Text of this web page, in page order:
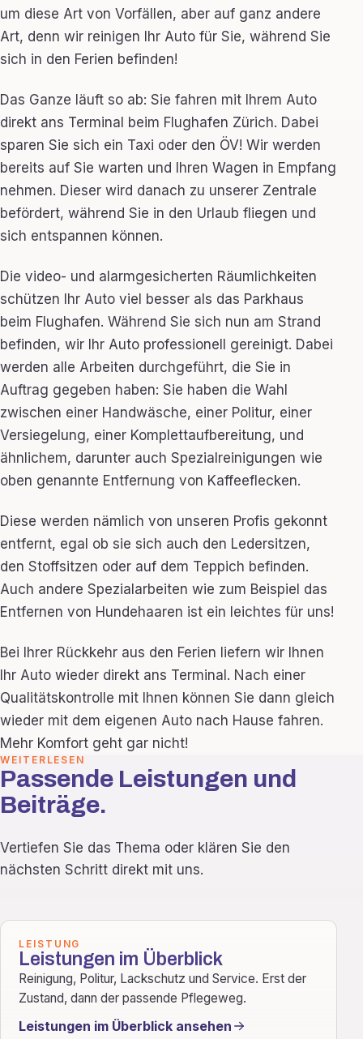
um diese Art von Vorfällen, aber auf ganz andere
Art, denn wir reinigen Ihr Auto für Sie, während Sie
sich in den Ferien befinden!
Das Ganze läuft so ab: Sie fahren mit Ihrem Auto
direkt ans Terminal beim Flughafen Zürich. Dabei
sparen Sie sich ein Taxi oder den ÖV! Wir werden
bereits auf Sie warten und Ihren Wagen in Empfang
nehmen. Dieser wird danach zu unserer Zentrale
befördert, während Sie in den Urlaub fliegen und
sich entspannen können.
Die video- und alarmgesicherten Räumlichkeiten
schützen Ihr Auto viel besser als das Parkhaus
beim Flughafen. Während Sie sich nun am Strand
befinden, wir Ihr Auto professionell gereinigt. Dabei
werden alle Arbeiten durchgeführt, die Sie in
Auftrag gegeben haben: Sie haben die Wahl
zwischen einer Handwäsche, einer Politur, einer
Versiegelung, einer Komplettaufbereitung, und
ähnlichem, darunter auch Spezialreinigungen wie
oben genannte Entfernung von Kaffeeflecken.
Diese werden nämlich von unseren Profis gekonnt
entfernt, egal ob sie sich auch den Ledersitzen,
den Stoffsitzen oder auf dem Teppich befinden.
Auch andere Spezialarbeiten wie zum Beispiel das
Entfernen von Hundehaaren ist ein leichtes für uns!
Bei Ihrer Rückkehr aus den Ferien liefern wir Ihnen
Ihr Auto wieder direkt ans Terminal. Nach einer
Qualitätskontrolle mit Ihnen können Sie dann gleich
wieder mit dem eigenen Auto nach Hause fahren.
Mehr Komfort geht gar nicht!
WEITERLESEN
Passende Leistungen und
Beiträge.
Vertiefen Sie das Thema oder klären Sie den
nächsten Schritt direkt mit uns.
LEISTUNG
Leistungen im Überblick
Reinigung, Politur, Lackschutz und Service. Erst der
Zustand, dann der passende Pflegeweg.
Leistungen im Überblick ansehen